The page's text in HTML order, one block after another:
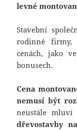
levné
Stavební
rodinné
cenách, jako
bonusech.
Cena
nemusí být
neustále mluví
dřevostavby